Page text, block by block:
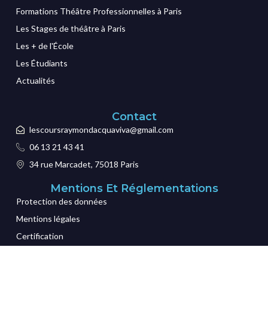
Formations Théâtre Professionnelles à Paris
Les Stages de théâtre à Paris
Les + de l'École
Les Étudiants
Actualités
Contact
lescoursraymondacquaviva@gmail.com
06 13 21 43 41
34 rue Marcadet, 75018 Paris
Mentions Et Réglementations
Protection des données
Mentions légales
Certification